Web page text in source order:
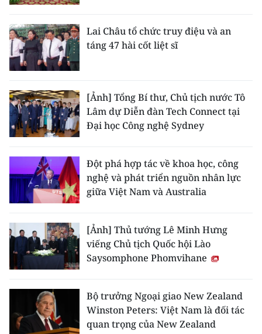
Lai Châu tổ chức truy điệu và an
táng 47 hài cốt liệt sĩ
[Ảnh] Tổng Bí thư, Chủ tịch nước Tô
Lâm dự Diễn đàn Tech Connect tại
Đại học Công nghệ Sydney
Đột phá hợp tác về khoa học, công
nghệ và phát triển nguồn nhân lực
giữa Việt Nam và Australia
[Ảnh] Thủ tướng Lê Minh Hưng
viếng Chủ tịch Quốc hội Lào
Saysomphone Phomvihane
Bộ trưởng Ngoại giao New Zealand
Winston Peters: Việt Nam là đối tác
quan trọng của New Zealand